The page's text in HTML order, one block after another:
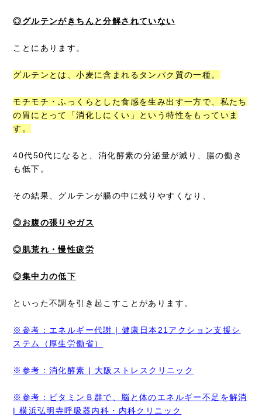
◎グルテンがきちんと分解されていない
ことにあります。
グルテンとは、小麦に含まれるタンパク質の一種。
モチモチ・ふっくらとした食感を生み出す一方で、私たち
の胃にとって「消化しにくい」という特性をもっていま
す。
40代50代になると、消化酵素の分泌量が減り、腸の働き
も低下。
その結果、グルテンが腸の中に残りやすくなり、
◎お腹の張りやガス
◎肌荒れ・慢性疲労
◎集中力の低下
といった不調を引き起こすことがあります。
※参考：エネルギー代謝 | 健康日本21アクション支援シ
ステム（厚生労働省）
※参考：消化酵素 | 大阪ストレスクリニック
※参考：ビタミンＢ群で、脳と体のエネルギー不足を解消
| 横浜弘明寺呼吸器内科・内科クリニック